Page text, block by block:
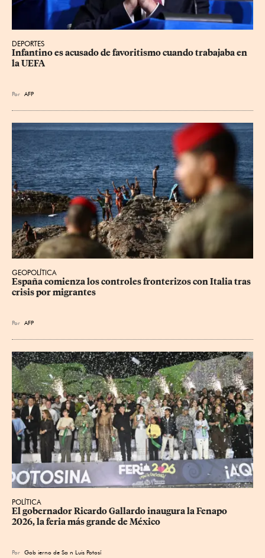
DEPORTES
Infantino es acusado de favoritismo cuando trabajaba en
la UEFA
Por AFP
GEOPOLÍTICA
España comienza los controles fronterizos con Italia tras
crisis por migrantes
Por AFP
POLÍTICA
​El gobernador Ricardo Gallardo inaugura la Fenapo
2026, la feria más grande de México
Por Gob ierno de Sa n Luis Potosí